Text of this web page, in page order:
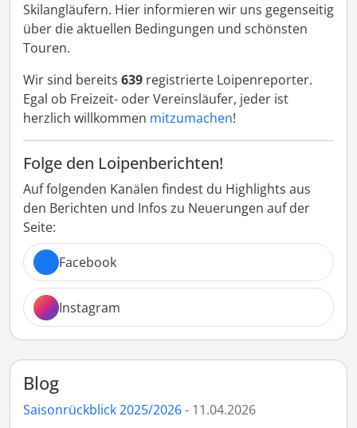
Skilangläufern. Hier informieren wir uns gegenseitig
über die aktuellen Bedingungen und schönsten
Touren.
Wir sind bereits 639 registrierte Loipenreporter.
Egal ob Freizeit- oder Vereinsläufer, jeder ist
herzlich willkommen mitzumachen!
Folge den Loipenberichten!
Auf folgenden Kanälen findest du Highlights aus
den Berichten und Infos zu Neuerungen auf der
Seite:
Facebook
Instagram
Blog
Saisonrückblick 2025/2026- 11.04.2026